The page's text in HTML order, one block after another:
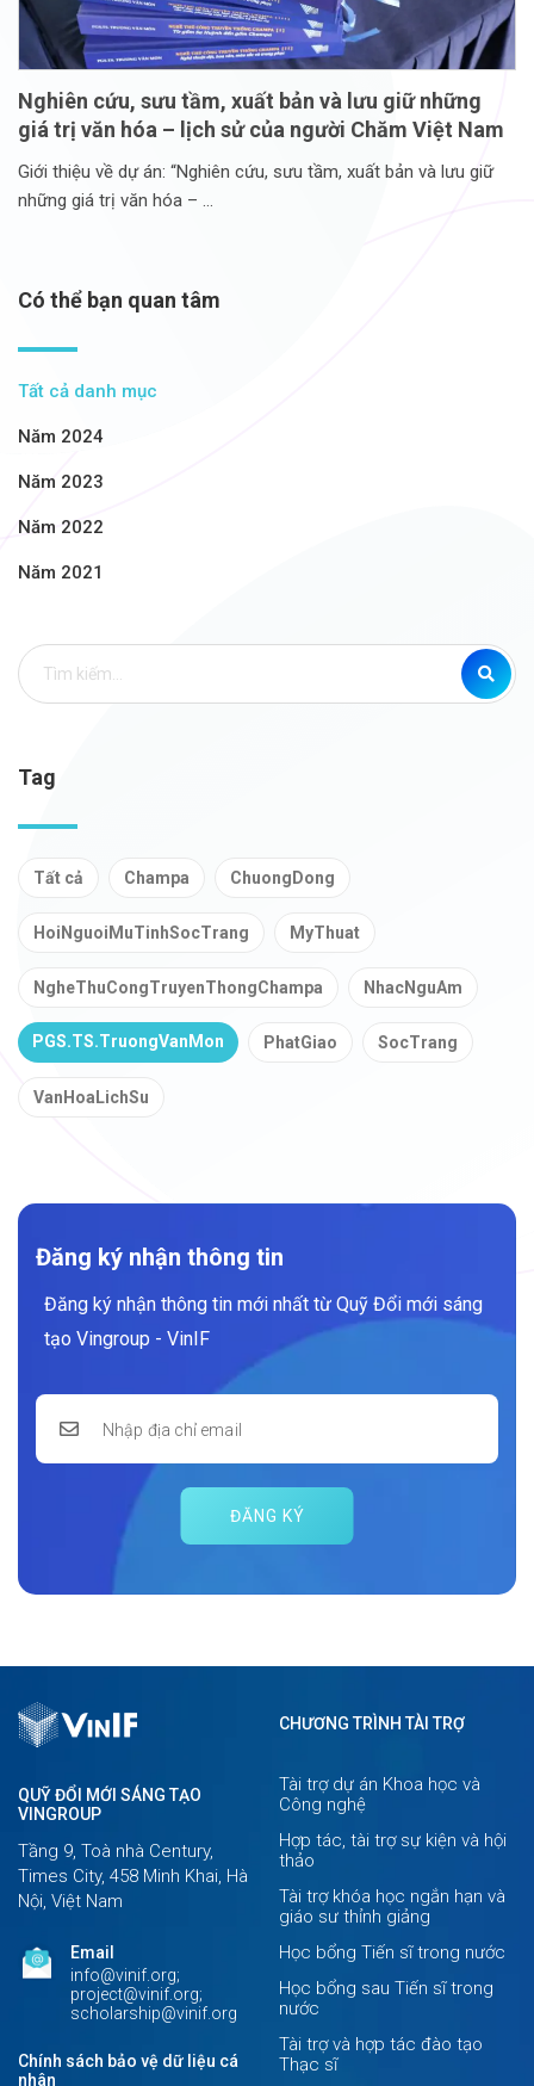
Nghiên cứu, sưu tầm, xuất bản và lưu giữ những
giá trị văn hóa – lịch sử của người Chăm Việt Nam
Giới thiệu về dự án: “Nghiên cứu, sưu tầm, xuất bản và lưu giữ
những giá trị văn hóa –
Có thể bạn quan tâm
Tất cả danh mục
Năm 2024
Năm 2023
Năm 2022
Năm 2021
Tag
Tất cả Champa ChuongDong
HoiNguoiMuTinhSocTrang MyThuat
NgheThuCongTruyenThongChampa NhacNguAm
PGS.TS.TruongVanMon PhatGiao SocTrang
VanHoaLichSu
Đăng ký nhận thông tin
Đăng ký nhận thông tin mới nhất từ Quỹ Đổi mới sáng
tạo Vingroup - VinIF
ĐĂNG KÝ
QUỸ ĐỔI MỚI SÁNG TẠO
VINGROUP
Tầng 9, Toà nhà Century,
Times City, 458 Minh Khai, Hà
Nội, Việt Nam
Email
info@vinif.org;
project@vinif.org;
scholarship@vinif.org
Chính sách bảo vệ dữ liệu cá
nhân
CHƯƠNG TRÌNH TÀI TRỢ
Tài trợ dự án Khoa học và
Công nghệ
Hợp tác, tài trợ sự kiện và hội
thảo
Tài trợ khóa học ngắn hạn và
giáo sư thỉnh giảng
Học bổng Tiến sĩ trong nước
Học bổng sau Tiến sĩ trong
nước
Tài trợ và hợp tác đào tạo
Thạc sĩ